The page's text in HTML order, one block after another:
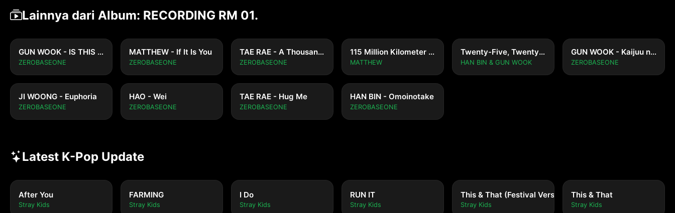
Lainnya dari Album: RECORDING RM 01.
GUN WOOK - IS THIS LOVE
ZEROBASEONE
MATTHEW - If It Is You
ZEROBASEONE
TAE RAE - A Thousand Years
ZEROBASEONE
115 Million Kilometer Film
MATTHEW
Twenty-Five, Twenty-One
HAN BIN & GUN WOOK
GUN WOOK - Kaijuu no Hanauta
ZEROBASEONE
JI WOONG - Euphoria
ZEROBASEONE
HAO - Wei
ZEROBASEONE
TAE RAE - Hug Me
ZEROBASEONE
HAN BIN - Omoinotake
ZEROBASEONE
Latest K-Pop Update
After You
Stray Kids
FARMING
Stray Kids
I Do
Stray Kids
RUN IT
Stray Kids
This & That (Festival Version)
Stray Kids
This & That
Stray Kids